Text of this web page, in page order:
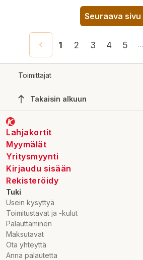
Seuraava sivu
1 2 3 4 5 …
Toimittajat
Takaisin alkuun
Lahjakortit
Myymälät
Yritysmyynti
Kirjaudu sisään
Rekisteröidy
Tuki
Usein kysyttyä
Toimitustavat ja -kulut
Palauttaminen
Maksutavat
Ota yhteyttä
Anna palautetta